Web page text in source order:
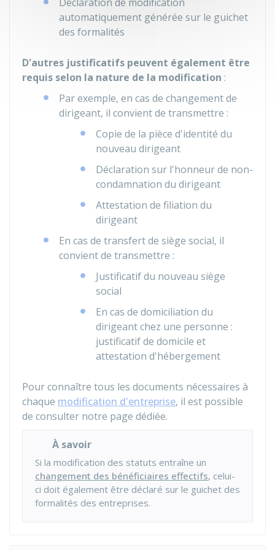
automatiquement générée sur le guichet
des formalités
D'autres justificatifs peuvent également être
requis selon la nature de la modification :
Par exemple, en cas de changement de
dirigeant, il convient de transmettre :
Copie de la pièce d'identité du
nouveau dirigeant
Déclaration sur l'honneur de non-
condamnation du dirigeant
Attestation de filiation du
dirigeant
En cas de transfert de siège social, il
convient de transmettre :
Justificatif du nouveau siège
social
En cas de domiciliation du
dirigeant chez une personne :
justificatif de domicile et
attestation d'hébergement
Pour connaître tous les documents nécessaires à
chaque modification d'entreprise, il est possible
de consulter notre page dédiée.
À savoir
Si la modification des statuts entraîne un
changement des bénéficiaires effectifs, celui-
ci doit également être déclaré sur le guichet des
formalités des entreprises.